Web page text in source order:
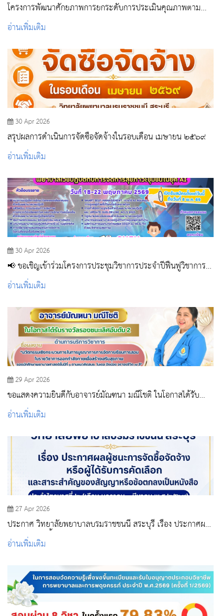
โครงการพัฒนาศักยภาพการยกระดับการประเมินคุณภาพตาม
มาตรฐานคุณภาพหน่วยบริการปฐมภูมิ
อ่านเพิ่มเติม
30 Apr 2026
สรุปผลการดำเนินการจัดซื้อจัดจ้างในรอบเดือน เมษายน ๒๕๖๙
อ่านเพิ่มเติม
30 Apr 2026
📢 ขอเชิญเข้าร่วมโครงการประชุมวิชาการประจำปีฟื้นฟูวิชาการ
สำหรับพยาบาลเวชปฏิบัติ ✨ ภายใต้หัวข้อ “พยาบาลเวชปฏิบัติกับ
การจัดการสุขภาวะชุมชนในยุค AI”
อ่านเพิ่มเติม
29 Apr 2026
ขอแสดงความยินดีกับอาจารย์มัณฑนา มณีโชติ ในโอกาสได้รับ
รางวัลรองชนะเลิศอันดับ 2
อ่านเพิ่มเติม
27 Apr 2026
ประกาศ วิทยาลัยพยาบาลบรมราชชนนี สระบุรี เรื่อง ประกาศผล
ผู้ชนะการจัดซื้อจัดจ้างหรือผู้ได้รับการคัดเลือก และสาระสำคัญ
ของสัญญาหรือข้อตกลงเป็นหนังสือ
อ่านเพิ่มเติม